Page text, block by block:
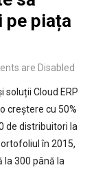
pe piața
are Disabled
Cloud ERP
creștere cu 50%
de distribuitori la
în 2015,
la 300 până la